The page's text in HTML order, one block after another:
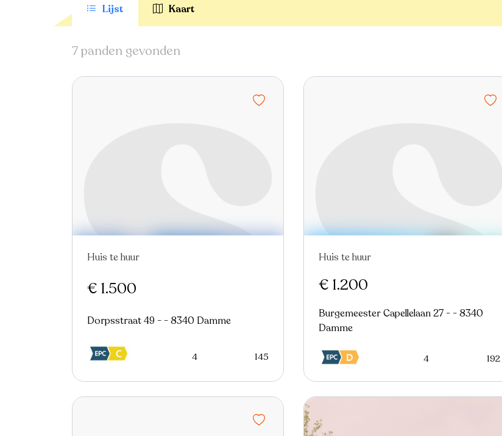
Lijst Kaart
7 panden gevonden
Huis te huur
€ 1.500
Dorpsstraat 49 - - 8340 Damme
4 145
Huis te huur
€ 1.200
Burgemeester Capellelaan 27 - - 8340
Damme
4 192